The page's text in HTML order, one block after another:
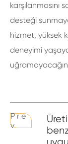
desteği
hizmet, yüksek
deneyimi
P r e
v